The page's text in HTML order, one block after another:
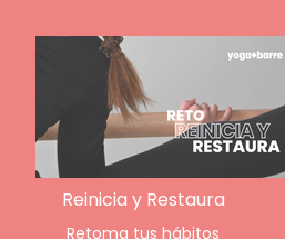
Reinicia y Restaura
Retoma tus hábitos